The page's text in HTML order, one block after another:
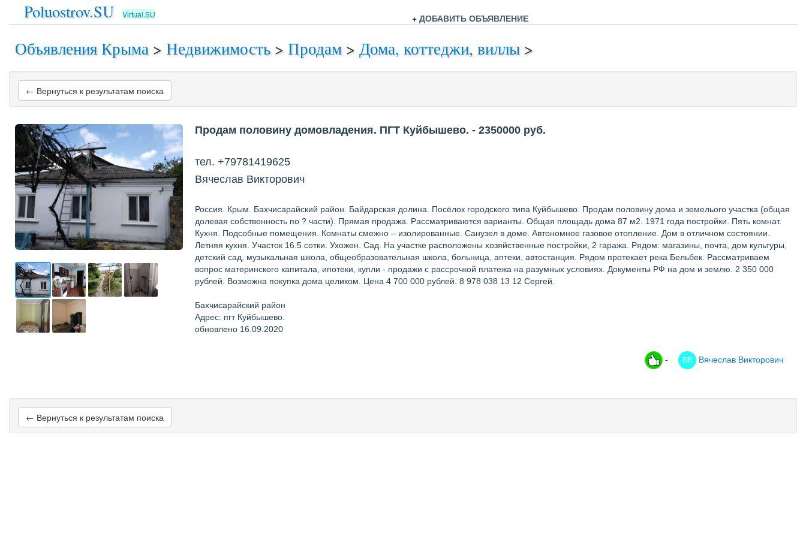
Poluostrov.SU Virtual.SU + ДОБАВИТЬ ОБЪЯВЛЕНИЕ
Объявления Крыма > Недвижимость> Продам > Дома, коттеджи, виллы >
← Вернуться к результатам поиска
Продам половину домовладения. ПГТ Куйбышево. - 2350000 руб.
тел. +79781419625
Вячеслав Викторович
Россия. Крым. Бахчисарайский район. Байдарская долина. Посёлок городского типа Куйбышево. Продам половину дома и земелього участка (общая
долевая собственность по ? части). Прямая продажа. Рассматриваются варианты. Общая площадь дома 87 м2. 1971 года постройки. Пять комнат.
Кухня. Подсобные помещения. Комнаты смежно – изолированные. Санузел в доме. Автономное газовое отопление. Дом в отличном состоянии.
Летняя кухня. Участок 16.5 сотки. Ухожен. Сад. На участке расположены хозяйственные постройки, 2 гаража. Рядом: магазины, почта, дом культуры,
детский сад, музыкальная школа, общеобразовательная школа, больница, аптеки, автостанция. Рядом протекает река Бельбек. Рассматриваем
вопрос материнского капитала, ипотеки, купли - продажи с рассрочкой платежа на разумных условиях. Документы РФ на дом и землю. 2 350 000
рублей. Возможна покупка дома целиком. Цена 4 700 000 рублей. 8 978 038 13 12 Сергей.
Бахчисарайский район
Адрес: пгт Куйбышево.
обновлено 16.09.2020
- Вячеслав Викторович
← Вернуться к результатам поиска